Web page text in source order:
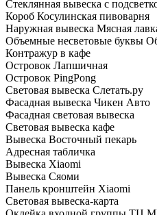
Стеклянная вывеска с
Короб Косулинская пивоварня
Наружная вывеска Мясная
Объемные несветовые буквы
Контражур в кафе
Островок Лапшичная
Островок PingPong
Световая вывеска Слетать.ру
Фасадная вывеска Чикен Авто
Фасадная световая вывеска
Световая вывеска кафе
Вывеска Восточный пекарь
Адресная табличка
Вывеска Xiaomi
Вывеска Сяоми
Панель кронштейн Xiaomi
Световая вывеска-карта